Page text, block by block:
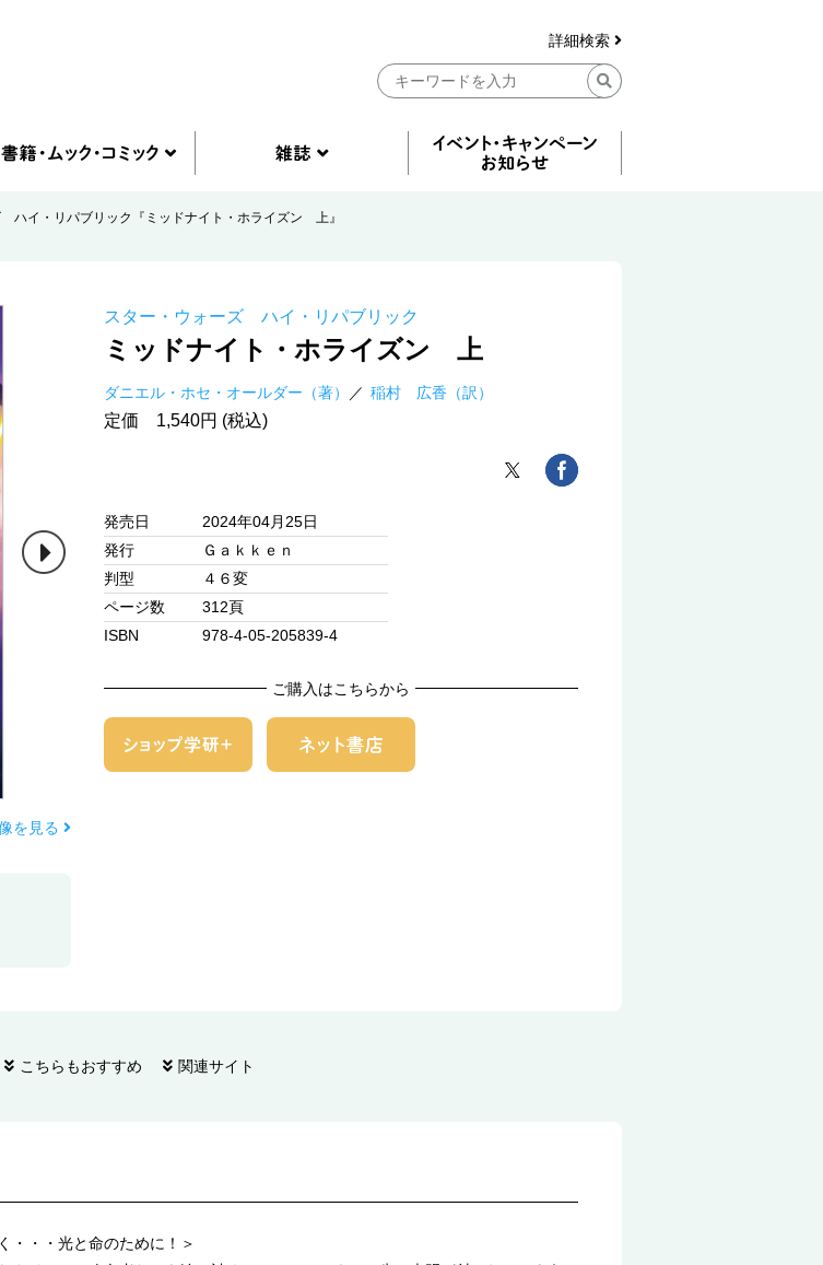
詳細検索
ハイ・リパブリック『ミッドナイト・ホライズン 上』
を見る
スター・ウォーズ ハイ・リパブリック
ミッドナイト・ホライズン 上
ダニエル・ホセ・オールダー（著） 稲村 広香（訳）
定価 1,540円 (税込)
発売日
2024年04月25日
発行
Ｇａｋｋｅｎ
判型
４６変
ページ数
312頁
ISBN
978-4-05-205839-4
ご購入はこちらから
こちらもおすすめ 関連サイト
・・・光と命のために！＞